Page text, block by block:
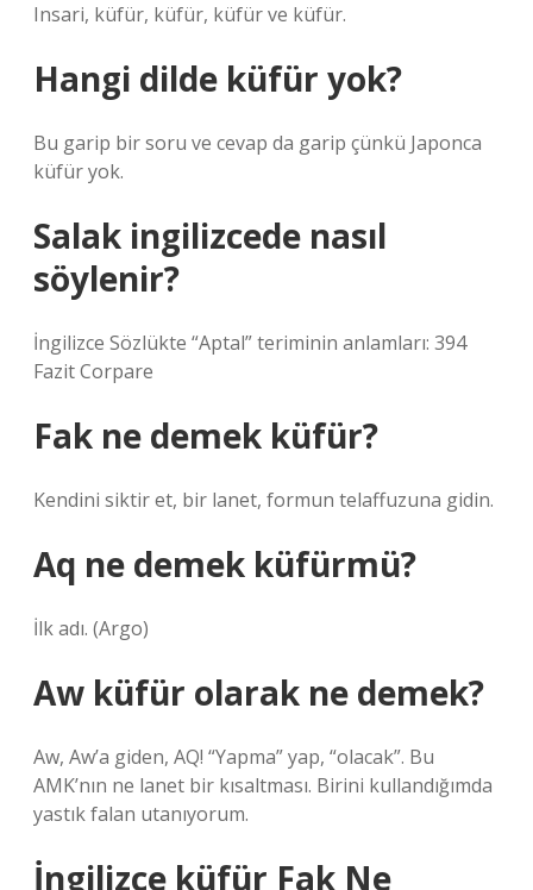
Insari, küfür, küfür, küfür ve küfür.
Hangi dilde küfür yok?
Bu garip bir soru ve cevap da garip çünkü Japonca
küfür yok.
Salak ingilizcede nasıl
söylenir?
İngilizce Sözlükte “Aptal” teriminin anlamları: 394
Fazit Corpare
Fak ne demek küfür?
Kendini siktir et, bir lanet, formun telaffuzuna gidin.
Aq ne demek küfürmü?
İlk adı. (Argo)
Aw küfür olarak ne demek?
Aw, Aw’a giden, AQ! “Yapma” yap, “olacak”. Bu
AMK’nın ne lanet bir kısaltması. Birini kullandığımda
yastık falan utanıyorum.
İngilizce küfür Fak Ne